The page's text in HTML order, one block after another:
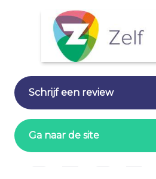
Schrijf een review
Ga naar de site